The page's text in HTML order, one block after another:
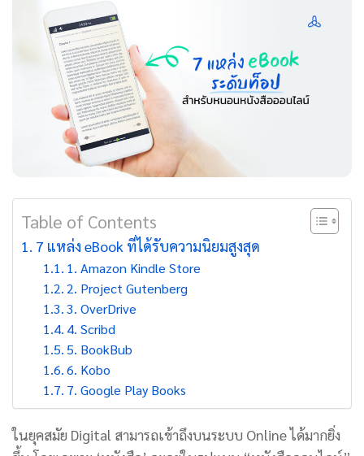
Table of Contents
7 แหล่ง eBook ที่ได้รับความนิยมสูงสุด
1. Amazon Kindle Store
2. Project Gutenberg
3. OverDrive
4. Scribd
5. BookBub
6. Kobo
7. Google Play Books
ในยุคสมัย Digital สามารถเข้าถึงบนระบบ Online ได้มากยิ่ง